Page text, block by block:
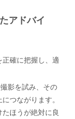
アドバイ
正確に把握し、適
影を試み、その
つながります。
ほうが絶対に良